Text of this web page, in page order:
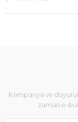
Kampanya ve
zaman e-